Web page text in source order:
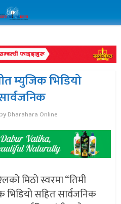
म्युजिक भिडियो
Dharahara Online
मिठो स्वरमा “तिमी
सहित सार्वजनिक